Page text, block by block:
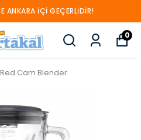
ANKARA İÇİ GEÇERLİDİR!
0
Cam Blender